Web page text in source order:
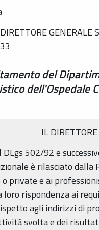
GENERALE
del
dell'Ospedale
IL DIRETTORE
502/92 e
è rilasciato
private e ai
rispondenza ai
agli indirizzi di
svolta e dei